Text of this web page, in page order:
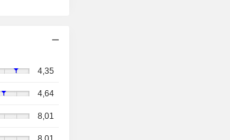
4,35
4,64
8,01